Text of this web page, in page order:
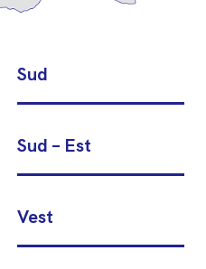
Sud
Sud – Est
Vest